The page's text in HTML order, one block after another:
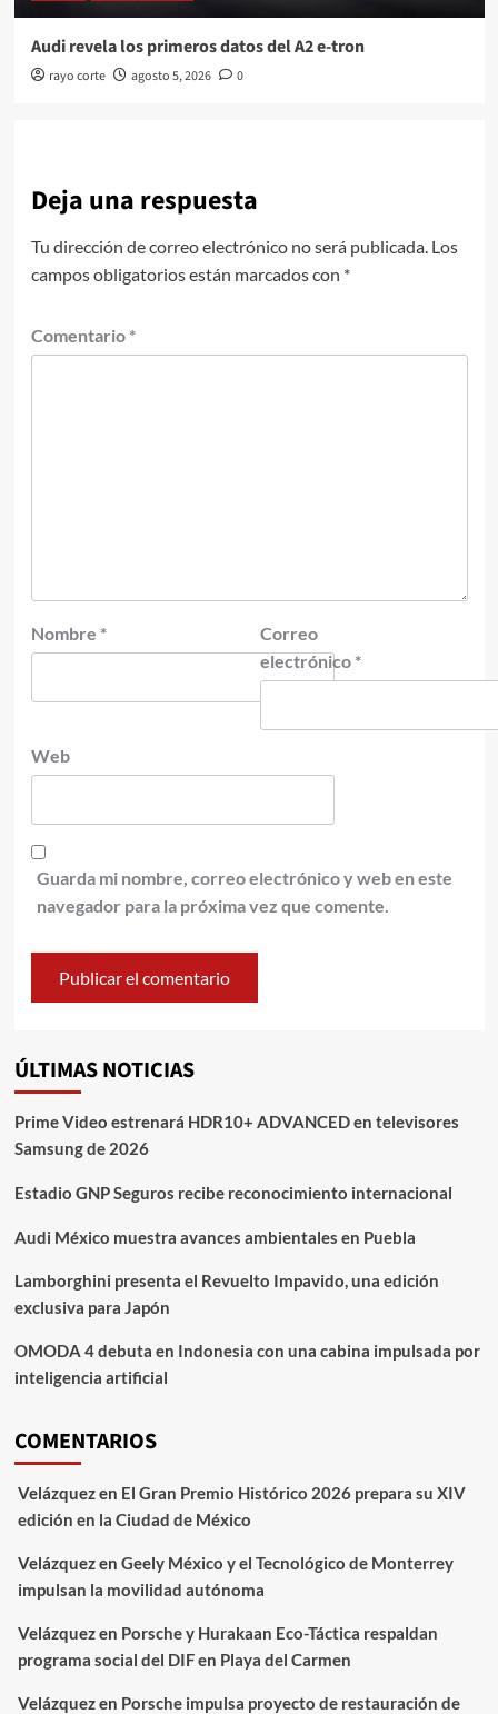
Audi revela los primeros datos del A2 e-tron
rayo corte agosto 5, 2026 0
Deja una respuesta
Tu dirección de correo electrónico no será publicada. Los
campos obligatorios están marcados con *
Comentario *
Nombre *
Correo
electrónico *
Web
Guarda mi nombre, correo electrónico y web en este
navegador para la próxima vez que comente.
ÚLTIMAS NOTICIAS
Prime Video estrenará HDR10+ ADVANCED en televisores
Samsung de 2026
Estadio GNP Seguros recibe reconocimiento internacional
Audi México muestra avances ambientales en Puebla
Lamborghini presenta el Revuelto Impavido, una edición
exclusiva para Japón
OMODA 4 debuta en Indonesia con una cabina impulsada por
inteligencia artificial
COMENTARIOS
Velázquezen El Gran Premio Histórico 2026 prepara su XIV
edición en la Ciudad de México
Velázquezen Geely México y el Tecnológico de Monterrey
impulsan la movilidad autónoma
Velázquezen Porsche y Hurakaan Eco-Táctica respaldan
programa social del DIF en Playa del Carmen
Velázquezen Porsche impulsa proyecto de restauración de